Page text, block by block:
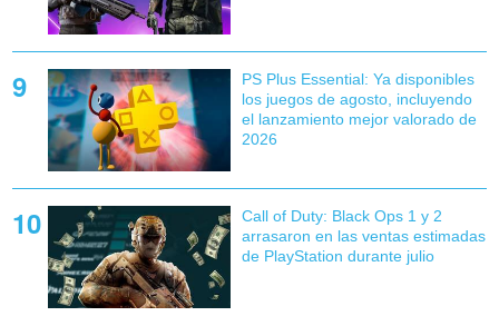
PS Plus Essential: Ya disponibles
los juegos de agosto, incluyendo
el lanzamiento mejor valorado de
2026
Call of Duty: Black Ops 1 y 2
arrasaron en las ventas estimadas
de PlayStation durante julio